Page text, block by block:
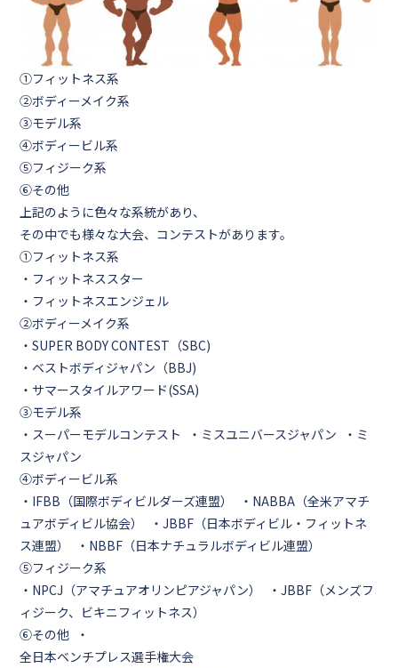
①フィットネス系
②ボディーメイク系
③モデル系
④ボディービル系
⑤フィジーク系
⑥その他
上記のように色々な系統があり、
その中でも様々な大会、コンテストがあります。
①フィットネス系
・フィットネススター
・フィットネスエンジェル
②ボディーメイク系
・SUPER BODY CONTEST（SBC)
・ベストボディジャパン（BBJ)
・サマースタイルアワード(SSA)
③モデル系
・スーパーモデルコンテスト ・ミスユニバースジャパン ・ミ
スジャパン
④ボディービル系
・IFBB（国際ボディビルダーズ連盟） ・NABBA（全米アマチ
ュアボディビル協会） ・JBBF（日本ボディビル・フィットネ
ス連盟） ・NBBF（日本ナチュラルボディビル連盟）
⑤フィジーク系
・NPCJ（アマチュアオリンピアジャパン） ・JBBF（メンズフ
ィジーク、ビキニフィットネス）
⑥その他 ・
全日本ベンチプレス選手権大会